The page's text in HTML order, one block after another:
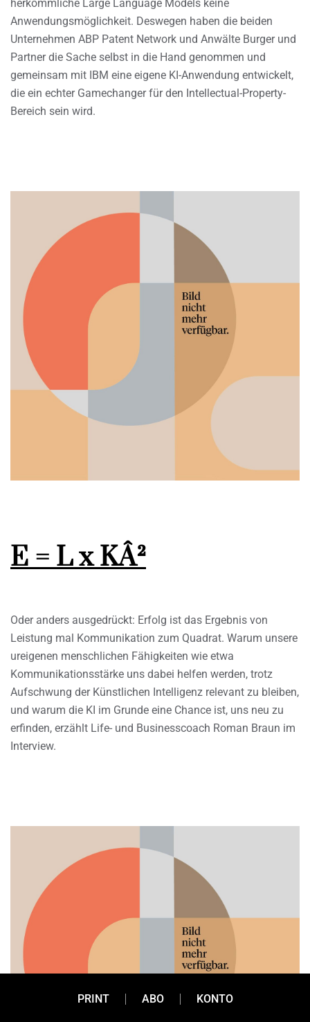
herkömmliche Large Language Models keine
Anwendungsmöglichkeit. Deswegen haben die beiden
Unternehmen ABP Patent Network und Anwälte Burger und
Partner die Sache selbst in die Hand genommen und
gemeinsam mit IBM eine eigene KI-Anwendung entwickelt,
die ein echter Gamechanger für den Intellectual-Property-
Bereich sein wird.
E = L x KÂ²
Oder anders ausgedrückt: Erfolg ist das Ergebnis von
Leistung mal Kommunikation zum Quadrat. Warum unsere
ureigenen menschlichen Fähigkeiten wie etwa
Kommunikationsstärke uns dabei helfen werden, trotz
Aufschwung der Künstlichen Intelligenz relevant zu bleiben,
und warum die KI im Grunde eine Chance ist, uns neu zu
erfinden, erzählt Life- und Businesscoach Roman Braun im
Interview.
PRINT ABO KONTO